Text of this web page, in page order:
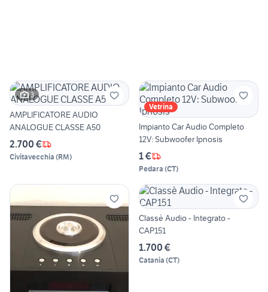
3
AMPLIFICATORE AUDIO
ANALOGUE CLASSE A50
2.700 €
Civitavecchia (RM)
Vetrina
Impianto Car Audio Completo
12V: Subwoofer Ipnosis
1 €
Pedara (CT)
Classè Audio - Integrato -
CAP151
1.700 €
Catania (CT)